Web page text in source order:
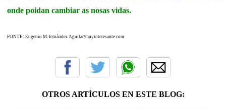
onde poidan cambiar as nosas vidas.
FONTE: Eugenio M. fernández Aguilar/muyinteresante.com
OTROS ARTÍCULOS EN ESTE BLOG: